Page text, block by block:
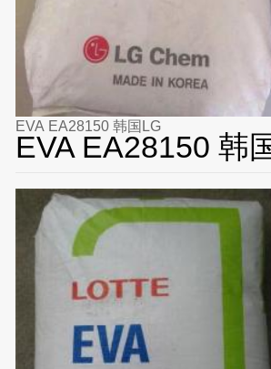
EVA EA28150 韩国LG
EVA EA28150 韩